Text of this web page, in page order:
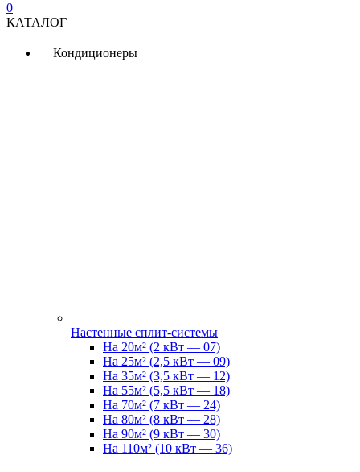
0
КАТАЛОГ
Кондиционеры
Настенные сплит-системы
На 20м² (2 кВт — 07)
На 25м² (2,5 кВт — 09)
На 35м² (3,5 кВт — 12)
На 55м² (5,5 кВт — 18)
На 70м² (7 кВт — 24)
На 80м² (8 кВт — 28)
На 90м² (9 кВт — 30)
На 110м² (10 кВт — 36)